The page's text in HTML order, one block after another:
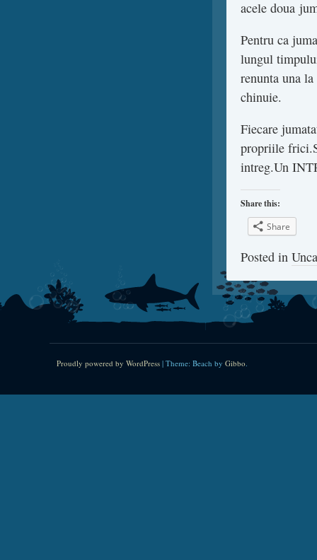
acele doua
Pentru ca
lungul
renunta una
chinuie.
Fiecare
propriile
intreg.Un
Share this:
Share
Posted in
Proudly powered by WordPress | Theme: Beach by Gibbo.